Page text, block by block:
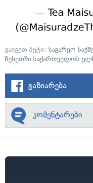
— Tea
გაიგეთ მეტი: საგარეო
ჩეხეთში საქართველოს
გაზიარება
კომენტარები